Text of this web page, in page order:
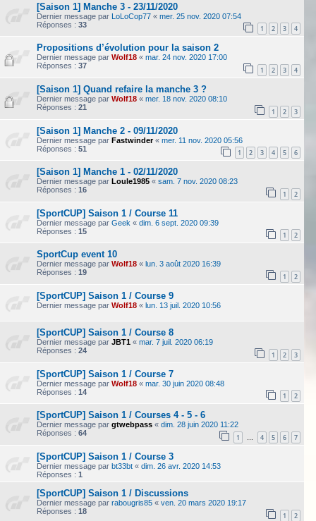
[Saison 1] Manche 3 - 23/11/2020
Dernier message par LoLoCop77 « mer. 25 nov. 2020 07:54
Réponses : 33 1 2 3 4
Propositions d’évolution pour la saison 2
Dernier message par Wolf18 « mar. 24 nov. 2020 17:00
Réponses : 37 1 2 3 4
[Saison 1] Quand refaire la manche 3 ?
Dernier message par Wolf18 « mer. 18 nov. 2020 08:10
Réponses : 21 1 2 3
[Saison 1] Manche 2 - 09/11/2020
Dernier message par Fastwinder« mer. 11 nov. 2020 05:56
Réponses : 51 1 2 3 4 5 6
[Saison 1] Manche 1 - 02/11/2020
Dernier message par Loule1985 « sam. 7 nov. 2020 08:23
Réponses : 16 1 2
[SportCUP] Saison 1 / Course 11
Dernier message par Geek « dim. 6 sept. 2020 09:39
Réponses : 15 1 2
SportCup event 10
Dernier message par Wolf18 « lun. 3 août 2020 16:39
Réponses : 19 1 2
[SportCUP] Saison 1 / Course 9
Dernier message par Wolf18 « lun. 13 juil. 2020 10:56
[SportCUP] Saison 1 / Course 8
Dernier message par JBT1 « mar. 7 juil. 2020 06:19
Réponses : 24 1 2 3
[SportCUP] Saison 1 / Course 7
Dernier message par Wolf18 « mar. 30 juin 2020 08:48
Réponses : 14 1 2
[SportCUP] Saison 1 / Courses 4 - 5 - 6
Dernier message par gtwebpass « dim. 28 juin 2020 11:22
Réponses : 64 1 … 4 5 6 7
[SportCUP] Saison 1 / Course 3
Dernier message par bt33bt « dim. 26 avr. 2020 14:53
Réponses : 1
[SportCUP] Saison 1 / Discussions
Dernier message par rabougris85 « ven. 20 mars 2020 19:17
Réponses : 18 1 2